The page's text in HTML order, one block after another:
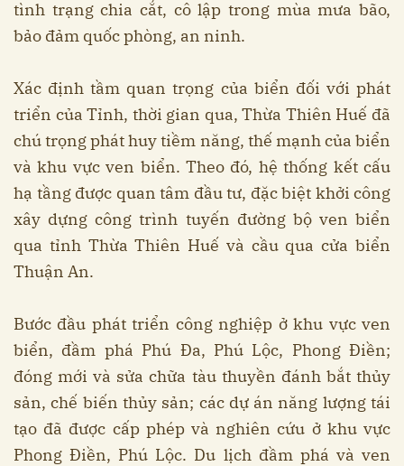
tình trạng chia cắt, cô lập trong mùa mưa bão,
bảo đảm quốc phòng, an ninh.
Xác định tầm quan trọng của biển đối với phát
triển của Tỉnh, thời gian qua, Thừa Thiên Huế đã
chú trọng phát huy tiềm năng, thế mạnh của biển
và khu vực ven biển. Theo đó, hệ thống kết cấu
hạ tầng được quan tâm đầu tư, đặc biệt khởi công
xây dựng công trình tuyến đường bộ ven biển
qua tỉnh Thừa Thiên Huế và cầu qua cửa biển
Thuận An.
Bước đầu phát triển công nghiệp ở khu vực ven
biển, đầm phá Phú Đa, Phú Lộc, Phong Điền;
đóng mới và sửa chữa tàu thuyền đánh bắt thủy
sản, chế biến thủy sản; các dự án năng lượng tái
tạo đã được cấp phép và nghiên cứu ở khu vực
Phong Điền, Phú Lộc. Du lịch đầm phá và ven